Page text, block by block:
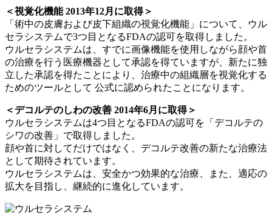
＜視覚化機能 2013年12月に取得＞
「術中の皮膚および皮下組織の視覚化機能」について、ウル
セラシステムで3つ目となるFDAの認可を取得しました。
ウルセラシステムは、すでに画像機能を使用しながら顔や首
の治療を行う医療機器として承認を得ていますが、新たに独
立した承認を得たことにより、治療中の組織層を視覚化する
ためのツールとして 公式に認められたことになります。
＜デコルテのしわの改善 2014年6月に取得＞
ウルセラシステムは4つ目となるFDAの認可を「デコルテの
シワの改善」で取得しました。
顔や首に対してだけではなく、デコルテ改善の新たな治療法
として期待されています。
ウルセラシステムは、安全かつ効果的な治療、また、適応の
拡大を目指し、継続的に進化しています。